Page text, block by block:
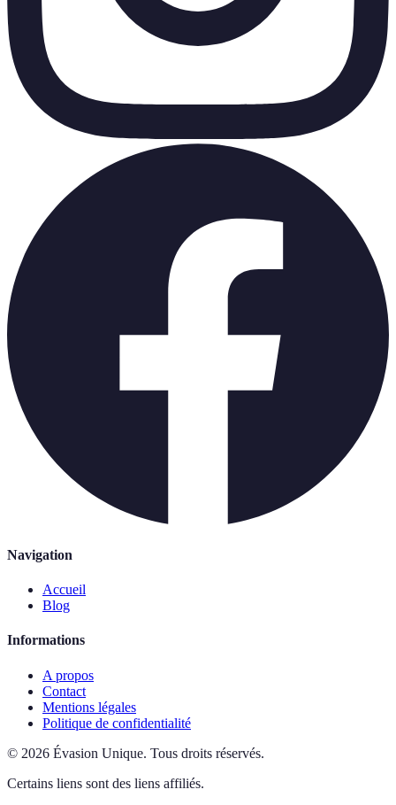
Navigation
Accueil
Blog
Informations
A propos
Contact
Mentions légales
Politique de confidentialité
© 2026 Évasion Unique. Tous droits réservés.
Certains liens sont des liens affiliés.